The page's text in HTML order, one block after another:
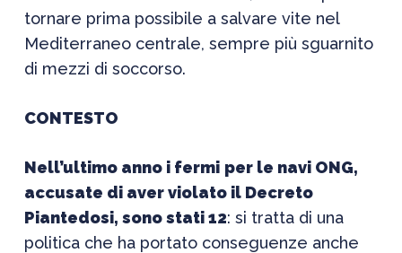
tornare prima possibile a salvare vite nel
Mediterraneo centrale, sempre più sguarnito
di mezzi di soccorso.
CONTESTO
Nell’ultimo anno i fermi per le navi ONG,
accusate di aver violato il Decreto
Piantedosi, sono stati 12: si tratta di una
politica che ha portato conseguenze anche